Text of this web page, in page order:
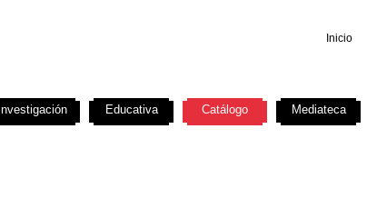
Inicio
Investigación Educativa Catálogo Mediateca